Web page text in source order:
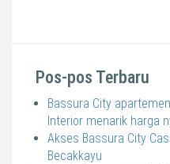
Pos-pos Terbaru
Bassura City
Interior menarik harga
Akses Bassura City
Becakkayu